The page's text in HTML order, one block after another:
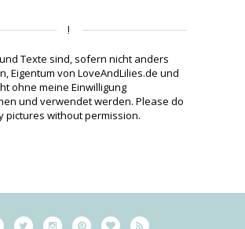
!
Texte sind, sofern nicht anders
Eigentum von LoveAndLilies.de und
ohne meine Einwilligung
und verwendet werden. Please do
pictures without permission.